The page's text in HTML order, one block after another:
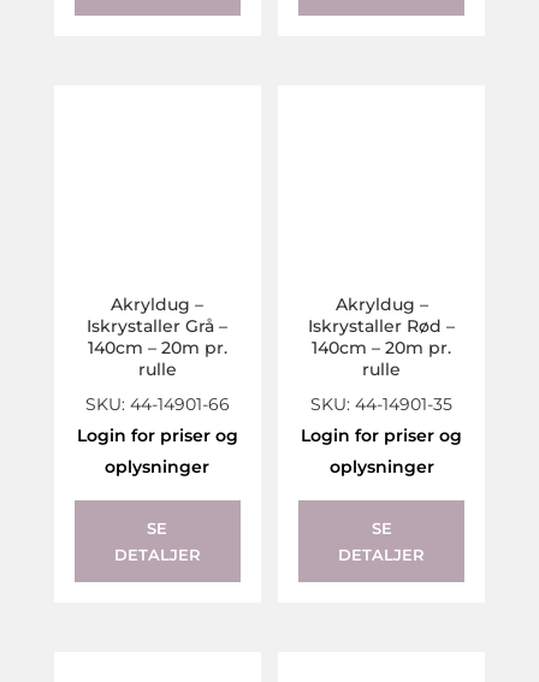
Akryldug –
Iskrystaller Grå –
140cm – 20m pr.
rulle
SKU: 44-14901-66
Login for priser og
oplysninger
SE
DETALJER
Akryldug –
Iskrystaller Rød –
140cm – 20m pr.
rulle
SKU: 44-14901-35
Login for priser og
oplysninger
SE
DETALJER